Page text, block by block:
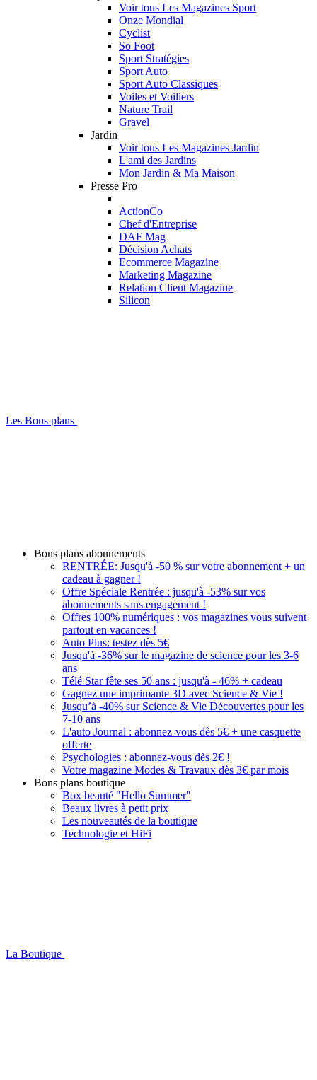
Voir tous Les Magazines Sport
Onze Mondial
Cyclist
So Foot
Sport Stratégies
Sport Auto
Sport Auto Classiques
Voiles et Voiliers
Nature Trail
Gravel
Jardin
Voir tous Les Magazines Jardin
L'ami des Jardins
Mon Jardin & Ma Maison
Presse Pro
ActionCo
Chef d'Entreprise
DAF Mag
Décision Achats
Ecommerce Magazine
Marketing Magazine
Relation Client Magazine
Silicon
Les Bons plans
Bons plans abonnements
RENTRÉE: Jusqu'à -50 % sur votre abonnement + un
cadeau à gagner !
Offre Spéciale Rentrée : jusqu'à -53% sur vos
abonnements sans engagement !
Offres 100% numériques : vos magazines vous suivent
partout en vacances !
Auto Plus: testez dès 5€
Jusqu'à -36% sur le magazine de science pour les 3-6
ans
Télé Star fête ses 50 ans : jusqu'à - 46% + cadeau
Gagnez une imprimante 3D avec Science & Vie !
Jusqu’à -40% sur Science & Vie Découvertes pour les
7-10 ans
L'auto Journal : abonnez-vous dès 5€ + une casquette
offerte
Psychologies : abonnez-vous dès 2€ !
Votre magazine Modes & Travaux dès 3€ par mois
Bons plans boutique
Box beauté "Hello Summer"
Beaux livres à petit prix
Les nouveautés de la boutique
Technologie et HiFi
La Boutique